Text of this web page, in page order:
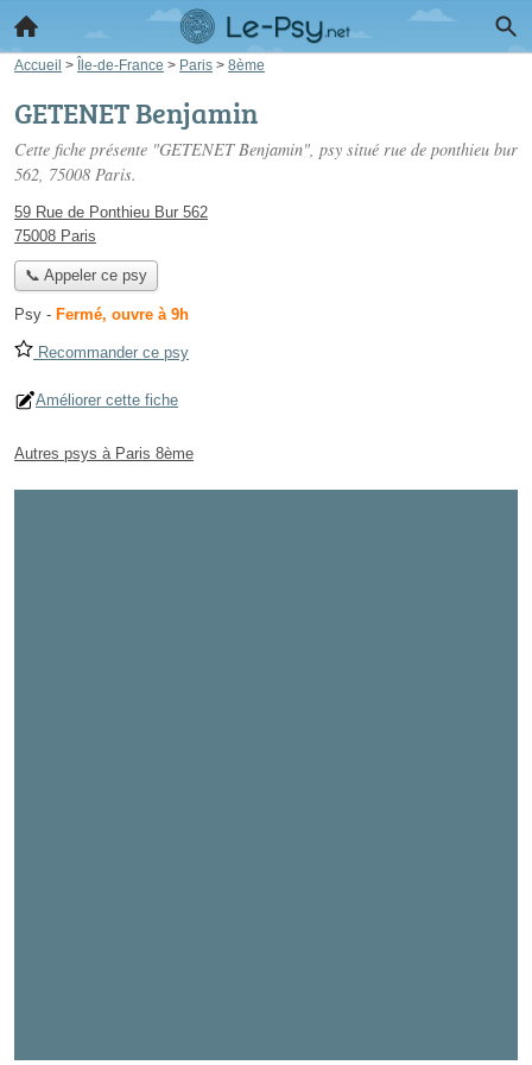
Accueil > Île-de-France > Paris > 8ème
GETENET Benjamin
Cette fiche présente "GETENET Benjamin", psy situé rue de ponthieu bur
562, 75008 Paris.
59 Rue de Ponthieu Bur 562
75008 Paris
📞 Appeler ce psy
Psy - Fermé, ouvre à 9h
Recommander ce psy
Améliorer cette fiche
Autres psys à Paris 8ème